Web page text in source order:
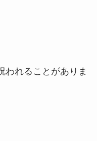
われることがありま